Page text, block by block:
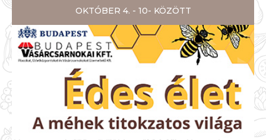
OKTÓBER 4. - 10- KÖZÖTT